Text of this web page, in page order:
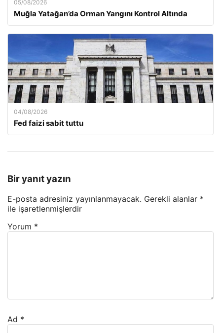
05/08/2026
Muğla Yatağan’da Orman Yangını Kontrol Altında
04/08/2026
Fed faizi sabit tuttu
Bir yanıt yazın
E-posta adresiniz yayınlanmayacak. Gerekli alanlar *
ile işaretlenmişlerdir
Yorum *
Ad *